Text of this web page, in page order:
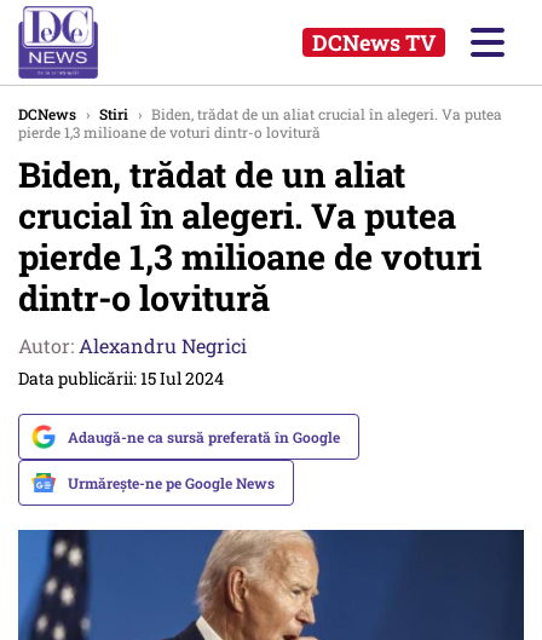
DCNews TV
DCNews › Stiri › Biden, trădat de un aliat crucial în alegeri. Va putea
pierde 1,3 milioane de voturi dintr-o lovitură
Biden, trădat de un aliat
crucial în alegeri. Va putea
pierde 1,3 milioane de voturi
dintr-o lovitură
Autor: Alexandru Negrici
Data publicării: 15 Iul 2024
Adaugă-ne ca sursă preferată în Google
Urmărește-ne pe Google News